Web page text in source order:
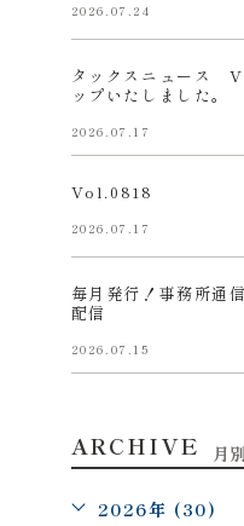
2026.07.24
タックスニュース
ップいたしました。
2026.07.17
Vol.0818
2026.07.17
毎月発行！事務所通
配信
2026.07.15
ARCHIVE 月
2026年 (30)